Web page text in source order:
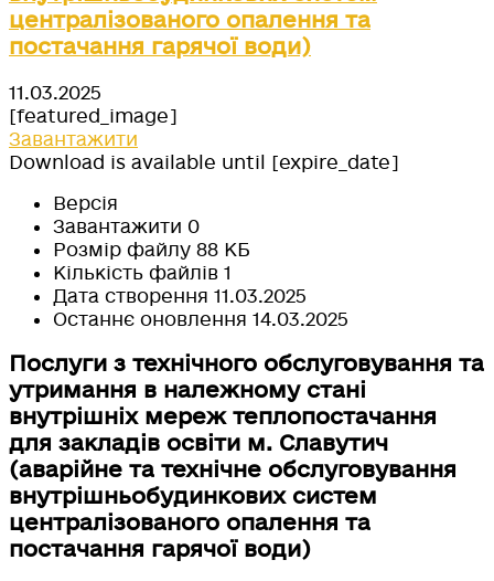
централізованого опалення та
постачання гарячої води)
11.03.2025
[featured_image]
Завантажити
Download is available until [expire_date]
Версія
Завантажити 0
Розмір файлу 88 КБ
Кількість файлів 1
Дата створення 11.03.2025
Останнє оновлення 14.03.2025
Послуги з технічного обслуговування та
утримання в належному стані
внутрішніх мереж теплопостачання
для закладів освіти м. Славутич
(аварійне та технічне обслуговування
внутрішньобудинкових систем
централізованого опалення та
постачання гарячої води)